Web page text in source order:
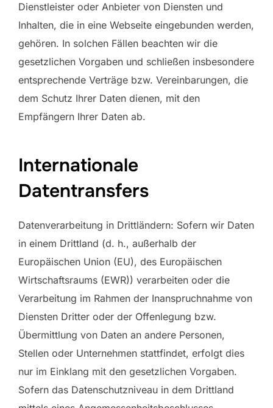
Dienstleister oder Anbieter von Diensten und
Inhalten, die in eine Webseite eingebunden werden,
gehören. In solchen Fällen beachten wir die
gesetzlichen Vorgaben und schließen insbesondere
entsprechende Verträge bzw. Vereinbarungen, die
dem Schutz Ihrer Daten dienen, mit den
Empfängern Ihrer Daten ab.
Internationale
Datentransfers
Datenverarbeitung in Drittländern: Sofern wir Daten
in einem Drittland (d. h., außerhalb der
Europäischen Union (EU), des Europäischen
Wirtschaftsraums (EWR)) verarbeiten oder die
Verarbeitung im Rahmen der Inanspruchnahme von
Diensten Dritter oder der Offenlegung bzw.
Übermittlung von Daten an andere Personen,
Stellen oder Unternehmen stattfindet, erfolgt dies
nur im Einklang mit den gesetzlichen Vorgaben.
Sofern das Datenschutzniveau in dem Drittland